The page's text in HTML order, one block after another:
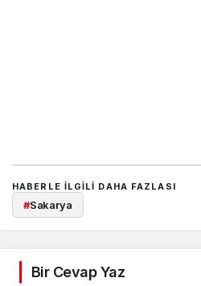
HABERLE ILGILI DAHA FAZLASI
#Sakarya
Bir Cevap Yaz